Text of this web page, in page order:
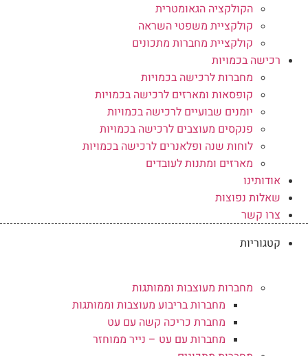
הקולקציה הגאומטרית
קולקציית משפטי השראה
קולקציית מחברות מתכונים
רכישה בכמויות
מחברות לרכישה בכמויות
קופסאות ומארזים לרכישה בכמויות
יומנים שבועיים לרכישה בכמויות
פנקסים מעוצבים לרכישה בכמויות
לוחות שנה ופלאנרים לרכישה בכמויות
מארזים ומתנות לעובדים
אודותינו
שאלות נפוצות
צרו קשר
קטגוריות
מחברות מעוצבות וממותגות
מחברות בריבוע מעוצבות וממותגות
מחברת כריכה קשה עם עט
מחברות עם עט – נייר ממוחזר